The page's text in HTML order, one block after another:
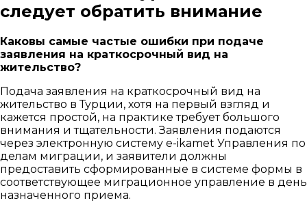
следует обратить внимание
Каковы самые частые ошибки при подаче
заявления на краткосрочный вид на
жительство?
Подача заявления на краткосрочный вид на
жительство в Турции, хотя на первый взгляд и
кажется простой, на практике требует большого
внимания и тщательности. Заявления подаются
через электронную систему e-ikamet Управления по
делам миграции, и заявители должны
предоставить сформированные в системе формы в
соответствующее миграционное управление в день
назначенного приема.